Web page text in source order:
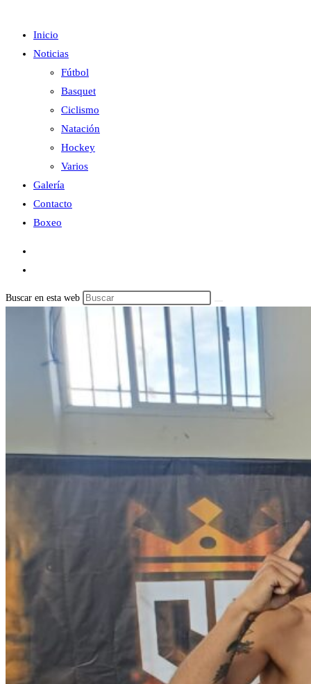
Inicio
Noticias
Fútbol
Basquet
Ciclismo
Natación
Hockey
Varios
Galería
Contacto
Boxeo
Buscar en esta web